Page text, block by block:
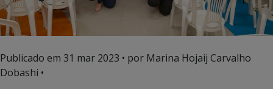
Publicado em 31 mar 2023 • por Marina Hojaij Carvalho
Dobashi •